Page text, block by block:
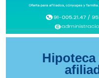
Hipoteca